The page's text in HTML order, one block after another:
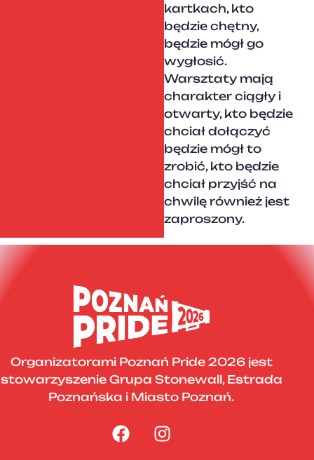
kartkach, kto
będzie chętny,
będzie mógł go
wygłosić.
Warsztaty mają
charakter ciągły i
otwarty, kto będzie
chciał dołączyć
będzie mógł to
zrobić, kto będzie
chciał przyjść na
chwilę również jest
zaproszony.
Organizatorami Poznań Pride 2026 jest
stowarzyszenie Grupa Stonewall, Estrada
Poznańska i Miasto Poznań.